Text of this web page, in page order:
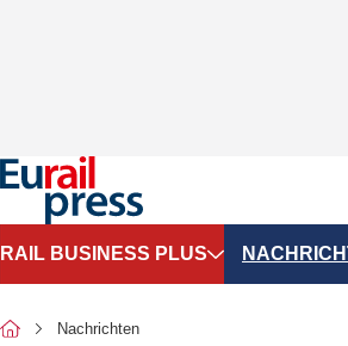
RAIL BUSINESS PLUS
Nachrichten